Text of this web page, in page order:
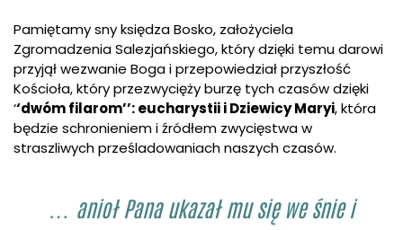
Pamiętamy sny księdza Bosko, założyciela
Zgromadzenia Salezjańskiego, który dzięki temu darowi
przyjął wezwanie Boga i przepowiedział przyszłość
Kościoła, który przezwycięży burzę tych czasów dzięki
‘‘dwóm filarom’’: eucharystii i Dziewicy Maryi, która
będzie schronieniem i źródłem zwycięstwa w
straszliwych prześladowaniach naszych czasów.
… anioł Pana ukazał mu się we śnie i